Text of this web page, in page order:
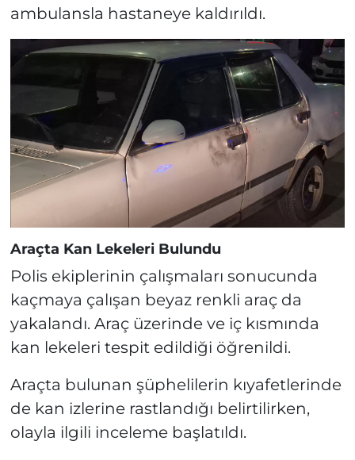
ambulansla hastaneye kaldırıldı.
Araçta Kan Lekeleri Bulundu
Polis ekiplerinin çalışmaları sonucunda
kaçmaya çalışan beyaz renkli araç da
yakalandı. Araç üzerinde ve iç kısmında
kan lekeleri tespit edildiği öğrenildi.
Araçta bulunan şüphelilerin kıyafetlerinde
de kan izlerine rastlandığı belirtilirken,
olayla ilgili inceleme başlatıldı.